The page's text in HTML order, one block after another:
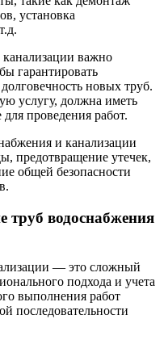
установка
важно
гарантировать
новых труб.
услугу, должна иметь
проведения работ.
и канализации
предотвращение утечек,
общей безопасности
труб водоснабжения
— это сложный
подхода и учета
выполнения работ
последовательности